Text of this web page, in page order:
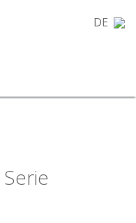
DE